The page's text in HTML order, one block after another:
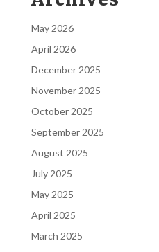
May 2026
April 2026
December 2025
November 2025
October 2025
September 2025
August 2025
July 2025
May 2025
April 2025
March 2025